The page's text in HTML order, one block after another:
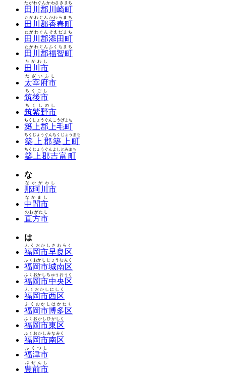
田川郡川崎町
たがわぐんかわさきまち
田川郡香春町
たがわぐんかわらまち
田川郡添田町
たがわぐんそえだまち
田川郡福智町
たがわぐんふくちまち
田川市
たがわし
太宰府市
だざいふし
筑後市
ちくごし
筑紫野市
ちくしのし
築上郡上毛町
ちくじょうぐんこうげまち
築上郡築上町
ちくじょうぐんちくじょうまち
築上郡吉富町
ちくじょうぐんよしとみまち
な
那珂川市
なかがわし
中間市
なかまし
直方市
のおがたし
は
福岡市早良区
ふくおかしさわらく
福岡市城南区
ふくおかしじょうなんく
福岡市中央区
ふくおかしちゅうおうく
福岡市西区
ふくおかしにしく
福岡市博多区
ふくおかしはかたく
福岡市東区
ふくおかしひがしく
福岡市南区
ふくおかしみなみく
福津市
ふくつし
豊前市
ぶぜんし